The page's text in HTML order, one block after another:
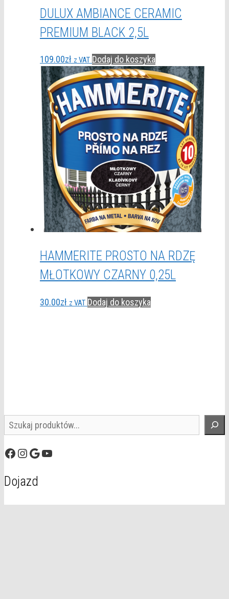
DULUX AMBIANCE CERAMIC
PREMIUM BLACK 2,5L
109.00zł z VAT Dodaj do koszyka
HAMMERITE PROSTO NA RDZĘ
MŁOTKOWY CZARNY 0,25L
30.00zł z VAT Dodaj do koszyka
Szukaj
Facebook
Instagram
GoogleYouTube
Dojazd